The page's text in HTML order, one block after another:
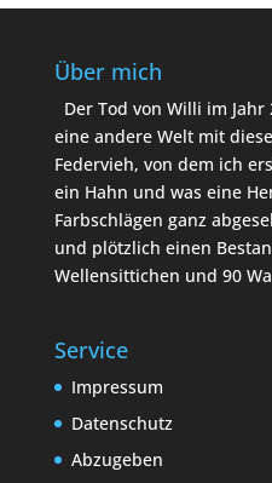
Über mich
Der Tod von Willi im
eine andere Welt mit
Federvieh, von dem ich
ein Hahn und was eine
Farbschlägen ganz
und plötzlich einen
Wellensittichen und 90
Service
Impressum
Datenschutz
Abzugeben